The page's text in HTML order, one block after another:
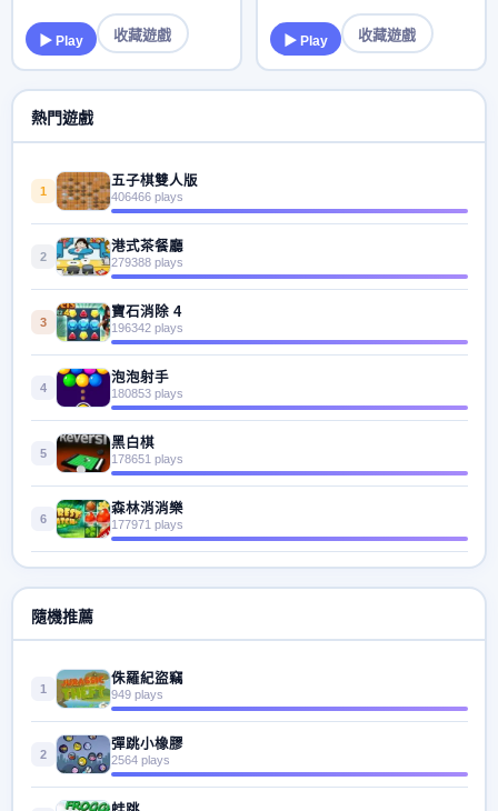
▶ Play 收藏遊戲 ▶ Play 收藏遊戲
熱門遊戲
1
五子棋雙人版
406466 plays
2
港式茶餐廳
279388 plays
3
寶石消除 4
196342 plays
4
泡泡射手
180853 plays
5
黑白棋
178651 plays
6
森林消消樂
177971 plays
隨機推薦
1
侏羅紀盜竊
949 plays
2
彈跳小橡膠
2564 plays